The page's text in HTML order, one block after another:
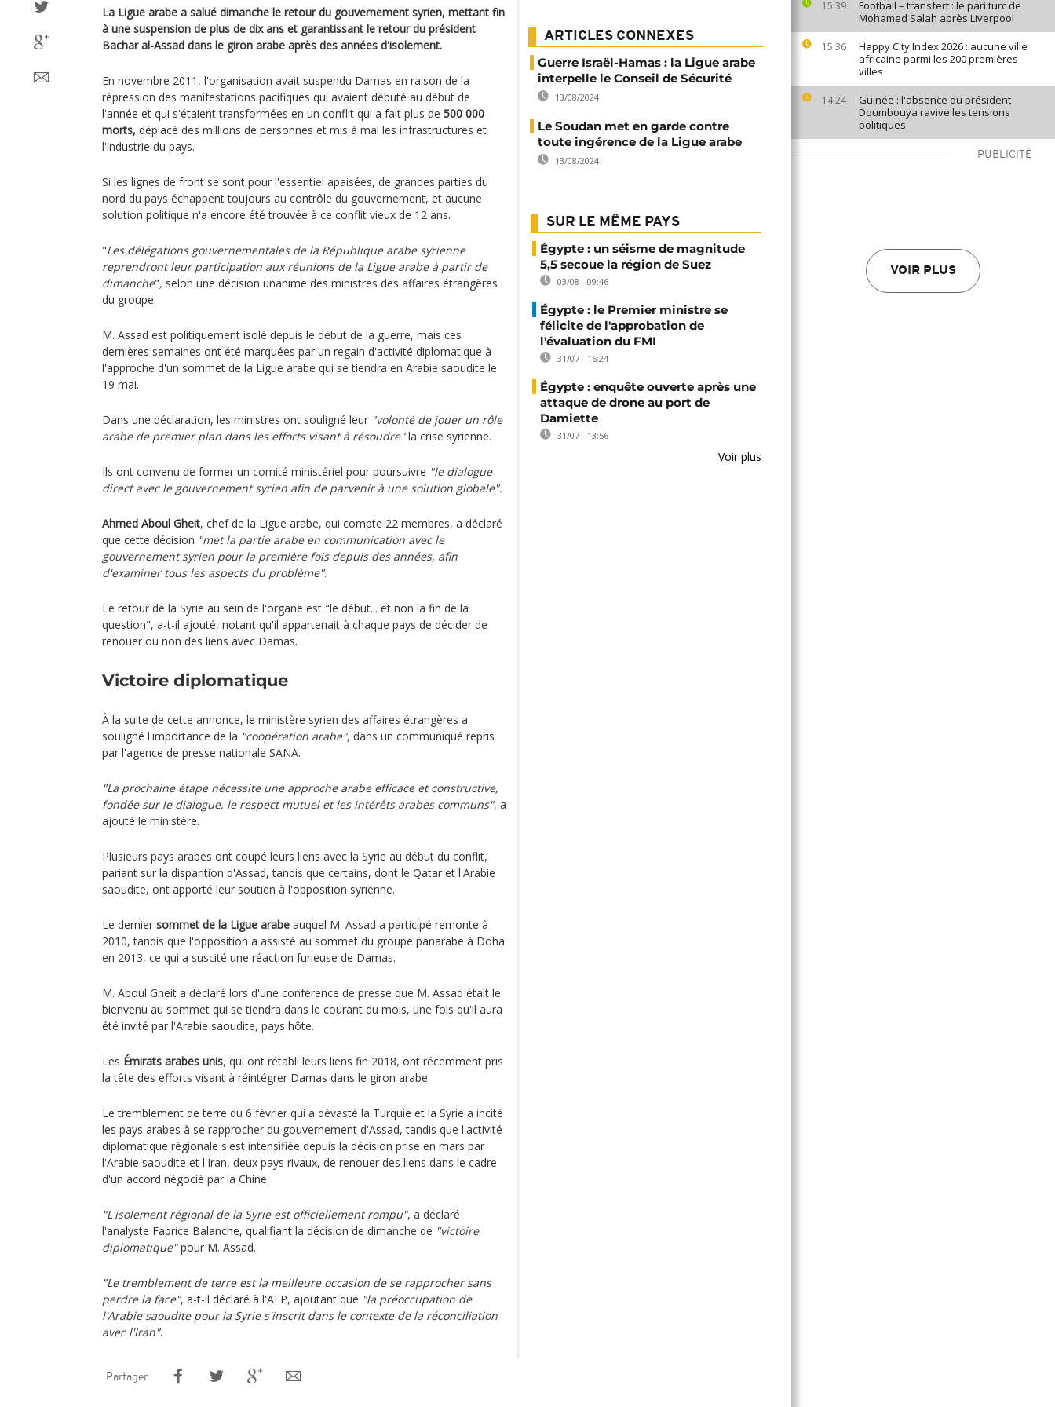
15:39
Football – transfert : le pari turc de
Mohamed Salah après Liverpool
15:36
Happy City Index 2026 : aucune ville
africaine parmi les 200 premières
villes
14:24
Guinée : l'absence du président
Doumbouya ravive les tensions
politiques
PUBLICITÉ
VOIR PLUS
La Ligue arabe a salué dimanche le retour du gouvernement syrien, mettant fin
à une suspension de plus de dix ans et garantissant le retour du président
Bachar al-Assad dans le giron arabe après des années d'isolement.
En novembre 2011, l'organisation avait suspendu Damas en raison de la
répression des manifestations pacifiques qui avaient débuté au début de
l'année et qui s'étaient transformées en un conflit qui a fait plus de 500 000
morts, déplacé des millions de personnes et mis à mal les infrastructures et
l'industrie du pays.
Si les lignes de front se sont pour l'essentiel apaisées, de grandes parties du
nord du pays échappent toujours au contrôle du gouvernement, et aucune
solution politique n'a encore été trouvée à ce conflit vieux de 12 ans.
"Les délégations gouvernementales de la République arabe syrienne
reprendront leur participation aux réunions de la Ligue arabe à partir de
dimanche", selon une décision unanime des ministres des affaires étrangères
du groupe.
M. Assad est politiquement isolé depuis le début de la guerre, mais ces
dernières semaines ont été marquées par un regain d'activité diplomatique à
l'approche d'un sommet de la Ligue arabe qui se tiendra en Arabie saoudite le
19 mai.
Dans une déclaration, les ministres ont souligné leur "volonté de jouer un rôle
arabe de premier plan dans les efforts visant à résoudre"la crise syrienne.
Ils ont convenu de former un comité ministériel pour poursuivre "le dialogue
direct avec le gouvernement syrien afin de parvenir à une solution globale".
Ahmed Aboul Gheit, chef de la Ligue arabe, qui compte 22 membres, a déclaré
que cette décision "met la partie arabe en communication avec le
gouvernement syrien pour la première fois depuis des années, afin
d'examiner tous les aspects du problème".
Le retour de la Syrie au sein de l'organe est "le début... et non la fin de la
question", a-t-il ajouté, notant qu'il appartenait à chaque pays de décider de
renouer ou non des liens avec Damas.
Victoire diplomatique
À la suite de cette annonce, le ministère syrien des affaires étrangères a
souligné l'importance de la "coopération arabe", dans un communiqué repris
par l'agence de presse nationale SANA.
"La prochaine étape nécessite une approche arabe efficace et constructive,
fondée sur le dialogue, le respect mutuel et les intérêts arabes communs", a
ajouté le ministère.
Plusieurs pays arabes ont coupé leurs liens avec la Syrie au début du conflit,
pariant sur la disparition d'Assad, tandis que certains, dont le Qatar et l'Arabie
saoudite, ont apporté leur soutien à l'opposition syrienne.
Le dernier sommet de la Ligue arabe auquel M. Assad a participé remonte à
2010, tandis que l'opposition a assisté au sommet du groupe panarabe à Doha
en 2013, ce qui a suscité une réaction furieuse de Damas.
M. Aboul Gheit a déclaré lors d'une conférence de presse que M. Assad était le
bienvenu au sommet qui se tiendra dans le courant du mois, une fois qu'il aura
été invité par l'Arabie saoudite, pays hôte.
Les Émirats arabes unis, qui ont rétabli leurs liens fin 2018, ont récemment pris
la tête des efforts visant à réintégrer Damas dans le giron arabe.
Le tremblement de terre du 6 février qui a dévasté la Turquie et la Syrie a incité
les pays arabes à se rapprocher du gouvernement d'Assad, tandis que l'activité
diplomatique régionale s'est intensifiée depuis la décision prise en mars par
l'Arabie saoudite et l'Iran, deux pays rivaux, de renouer des liens dans le cadre
d'un accord négocié par la Chine.
"L'isolement régional de la Syrie est officiellement rompu", a déclaré
l'analyste Fabrice Balanche, qualifiant la décision de dimanche de "victoire
diplomatique"pour M. Assad.
"Le tremblement de terre est la meilleure occasion de se rapprocher sans
perdre la face", a-t-il déclaré à l'AFP, ajoutant que "la préoccupation de
l'Arabie saoudite pour la Syrie s'inscrit dans le contexte de la réconciliation
avec l'Iran".
ARTICLES CONNEXES
Guerre Israël-Hamas : la Ligue arabe
interpelle le Conseil de Sécurité
13/08/2024
Le Soudan met en garde contre
toute ingérence de la Ligue arabe
13/08/2024
SUR LE MÊME PAYS
Égypte : un séisme de magnitude
5,5 secoue la région de Suez
03/08 - 09:46
Égypte : le Premier ministre se
félicite de l'approbation de
l'évaluation du FMI
31/07 - 16:24
Égypte : enquête ouverte après une
attaque de drone au port de
Damiette
31/07 - 13:56
Voir plus
Partager